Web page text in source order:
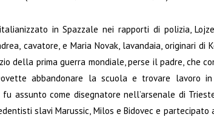
in Spazzale nei rapporti di polizia,
cavatore, e Maria Novak, lavandaia, originari di
della prima guerra mondiale, perse il padre, che
abbandonare la scuola e trovare lavoro
fu assunto come disegnatore nell’arsenale di
slavi Marussic, Milos e Bidovec e